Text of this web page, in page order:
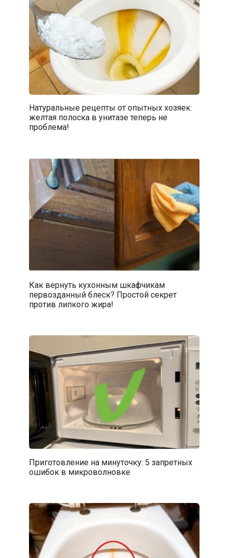
Натуральные рецепты от опытных хозяек:
желтая полоска в унитазе теперь не
проблема!
Как вернуть кухонным шкафчикам
первозданный блеск? Простой секрет
против липкого жира!
Приготовление на минуточку: 5 запретных
ошибок в микроволновке